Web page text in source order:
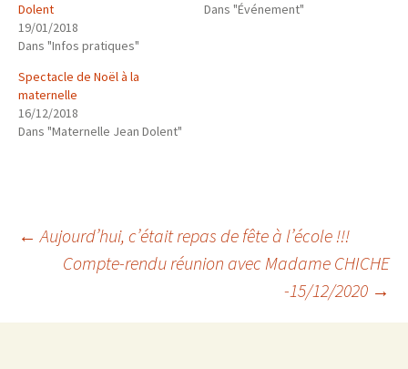
Dolent
19/01/2018
Dans "Infos pratiques"
Dans "Événement"
Spectacle de Noël à la
maternelle
16/12/2018
Dans "Maternelle Jean Dolent"
Navigation
← Aujourd’hui, c’était repas de fête à l’école !!!
Compte-rendu réunion avec Madame CHICHE
-15/12/2020 →